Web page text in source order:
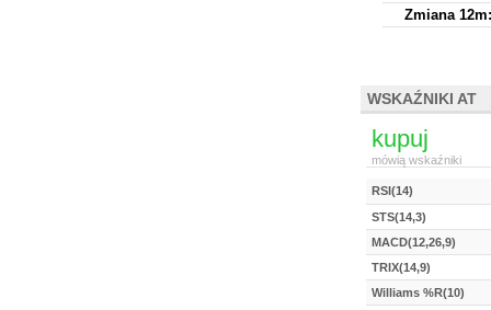
Zmiana 12m:
WSKAŹNIKI AT
kupuj
mówią wskaźniki
RSI(14)
STS(14,3)
MACD(12,26,9)
TRIX(14,9)
Williams %R(10)